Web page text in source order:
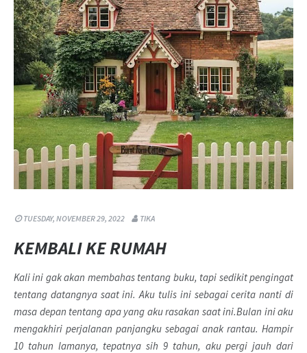
TUESDAY, NOVEMBER 29, 2022 TIKA
KEMBALI KE RUMAH
Kali ini gak akan membahas tentang buku, tapi sedikit pengingat
tentang datangnya saat ini. Aku tulis ini sebagai cerita nanti di
masa depan tentang apa yang aku rasakan saat ini.Bulan ini aku
mengakhiri perjalanan panjangku sebagai anak rantau. Hampir
10 tahun lamanya, tepatnya sih 9 tahun, aku pergi jauh dari